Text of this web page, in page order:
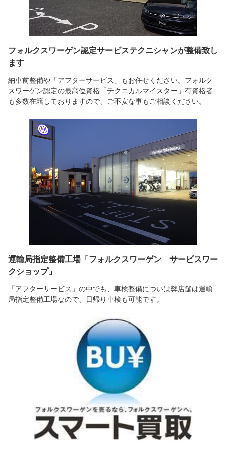
フォルクスワーゲン認定サービステクニシャンが整備致し
ます
納車前整備や「アフターサービス」もお任せください。フォルク
スワーゲン認定の最高位資格「テクニカルマイスター」有資格者
も多数在籍しておりますので、ご不安な事もご相談ください。
運輸局指定整備工場「フォルクスワーゲン サービスワー
クショップ」
「アフターサービス」の中でも、車検整備についは弊店舗は運輸
局指定整備工場なので、日帰り車検も可能です。